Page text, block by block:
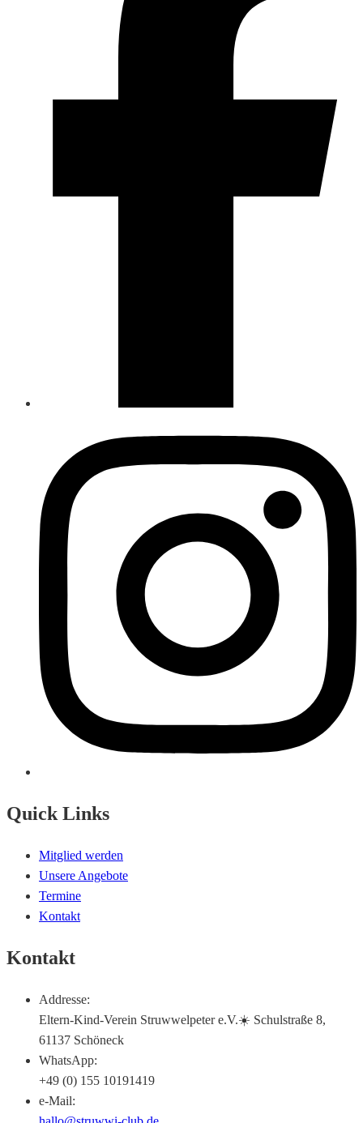
Quick Links
Mitglied werden
Unsere Angebote
Termine
Kontakt
Kontakt
Addresse:
Eltern-Kind-Verein Struwwelpeter e.V.☀️ Schulstraße 8,
61137 Schöneck
WhatsApp:
+49 (0) 155 10191419
e-Mail: